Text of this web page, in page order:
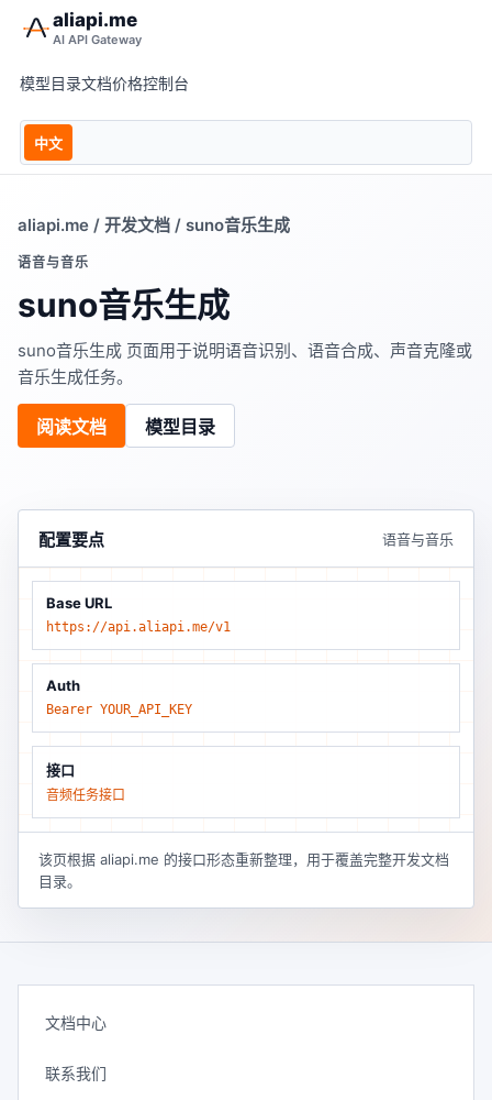
aliapi.me
AI API Gateway
模型目录文档价格控制台
中文
aliapi.me / 开发文档 / suno音乐生成
语音与音乐
suno音乐生成
suno音乐生成 页面用于说明语音识别、语音合成、声音克隆或
音乐生成任务。
阅读文档 模型目录
配置要点 语音与音乐
Base URL
https://api.aliapi.me/v1
Auth
Bearer YOUR_API_KEY
接口
音频任务接口
该页根据 aliapi.me 的接口形态重新整理，用于覆盖完整开发文档
目录。
文档中心
联系我们